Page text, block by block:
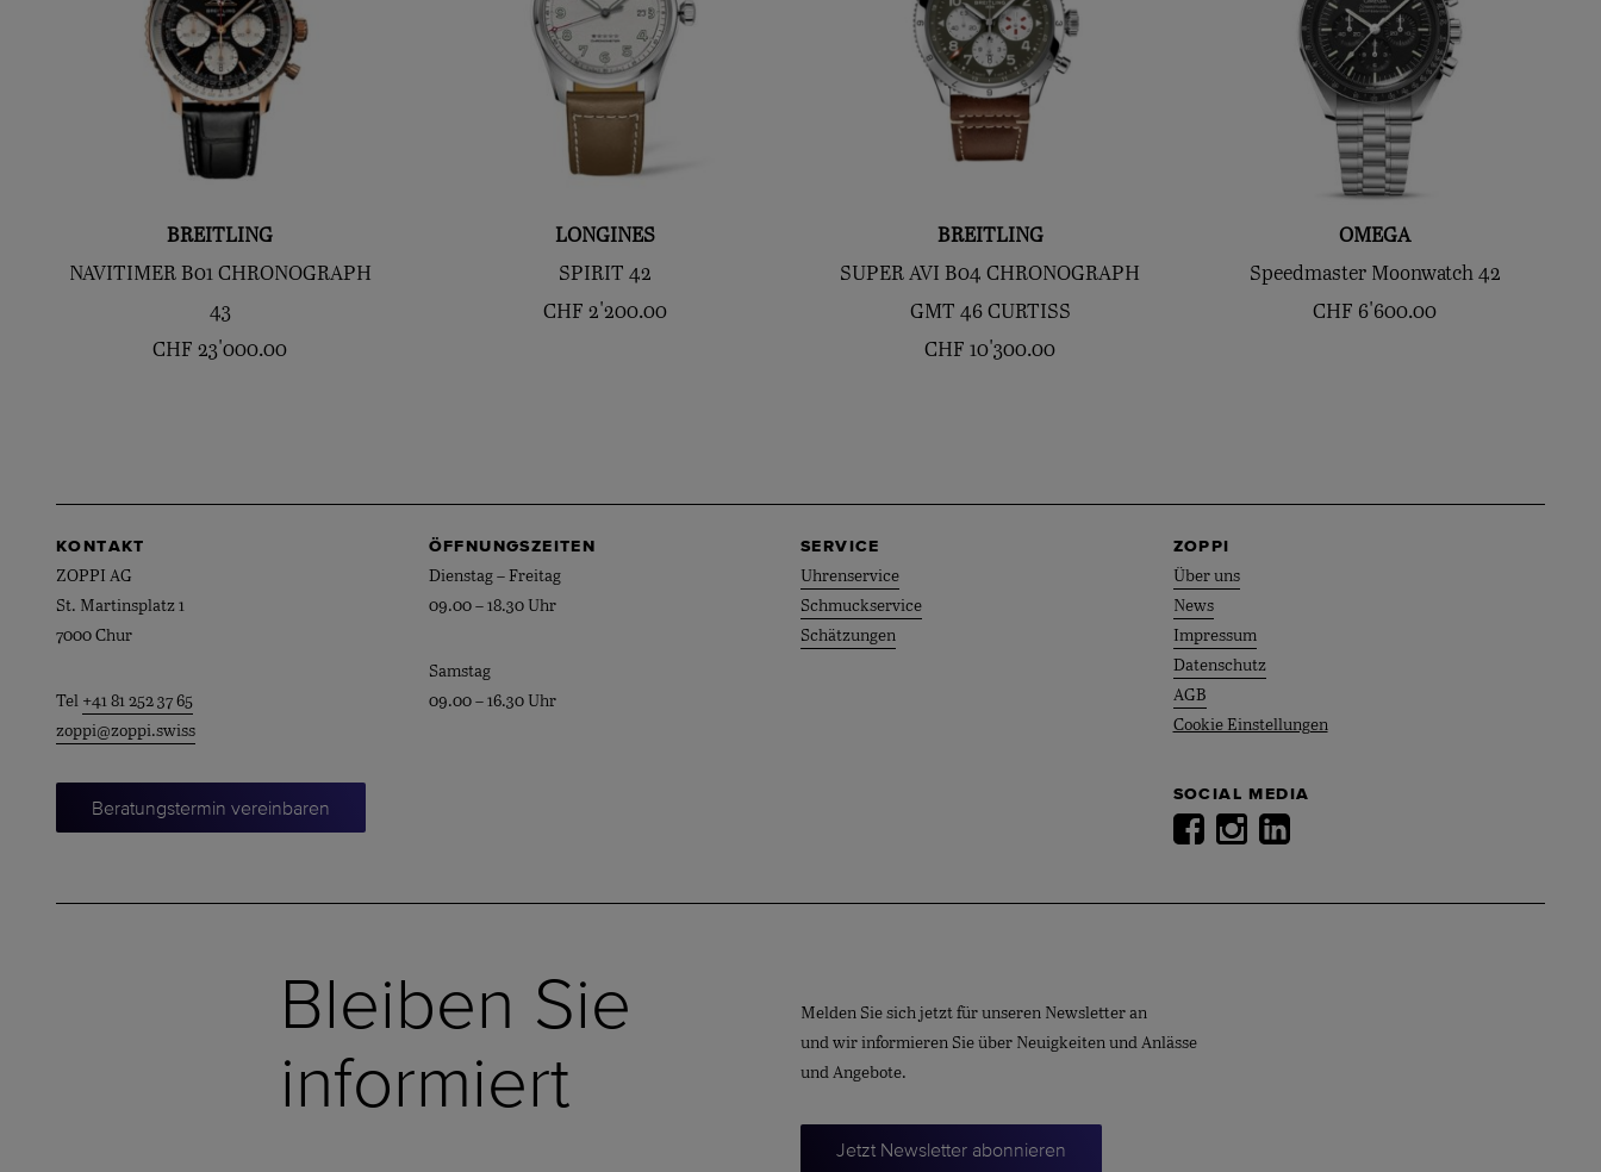
BREITLING
NAVITIMER B01 CHRONOGRAPH
43
CHF 23'000.00
LONGINES
SPIRIT 42
CHF 2'200.00
BREITLING
SUPER AVI B04 CHRONOGRAPH
GMT 46 CURTISS
CHF 10'300.00
OMEGA
Speedmaster Moonwatch 42
CHF 6'600.00
KONTAKT
ZOPPI AG
St. Martinsplatz 1
7000 Chur
Tel +41 81 252 37 65
zoppi@zoppi.swiss
Beratungstermin vereinbaren
ÖFFNUNGSZEITEN
Dienstag – Freitag
09.00 – 18.30 Uhr
Samstag
09.00 – 16.30 Uhr
SERVICE
Uhrenservice
Schmuckservice
Schätzungen
ZOPPI
Über uns
News
Impressum
Datenschutz
AGB
Cookie Einstellungen
SOCIAL MEDIA
Bleiben Sie
informiert
Melden Sie sich jetzt für unseren Newsletter an
und wir informieren Sie über Neuigkeiten und Anlässe
und Angebote.
Jetzt Newsletter abonnieren